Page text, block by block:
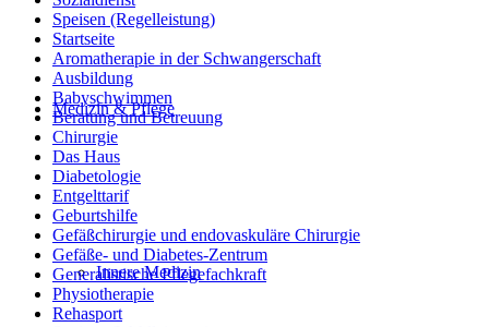
Medizin & Pflege
Innere Medizin
Speisen (Regelleistung)
Startseite
Aromatherapie in der Schwangerschaft
Ausbildung
Babyschwimmen
Beratung und Betreuung
Chirurgie
Das Haus
Diabetologie
Entgelttarif
Geburtshilfe
Gefäßchirurgie und endovaskuläre Chirurgie
Gefäße- und Diabetes-Zentrum
Generalistische Pflegefachkraft
Physiotherapie
Rehasport